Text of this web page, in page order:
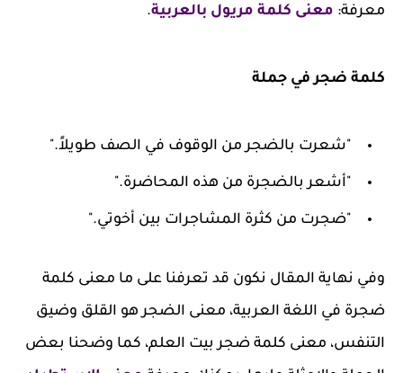
معرفة: معنى كلمة مريول بالعربية.
كلمة ضجر في جملة
"شعرت بالضجر من الوقوف في الصف طويلاً."
"أشعر بالضجرة من هذه المحاضرة."
"ضجرت من كثرة المشاجرات بين أخوتي."
وفي نهاية المقال نكون قد تعرفنا على ما معنى كلمة
ضجرة في اللغة العربية، معنى الضجر هو القلق وضيق
التنفس، معنى كلمة ضجر بيت العلم، كما وضحنا بعض